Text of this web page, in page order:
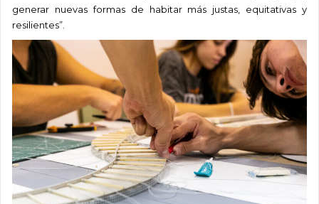
generar nuevas formas de habitar más justas, equitativas y
resilientes”.